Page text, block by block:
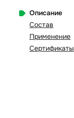
Описание
Состав
Применение
Сертификаты